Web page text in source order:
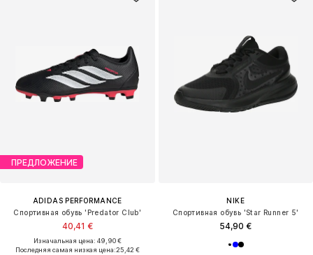
ПРЕДЛОЖЕНИЕ
ADIDAS PERFORMANCE
Спортивная обувь 'Predator Club'
40,41 €
Изначальная цена: 49,90 €
Последняя самая низкая цена:25,42 €
NIKE
Спортивная обувь 'Star Runner 5'
54,90 €